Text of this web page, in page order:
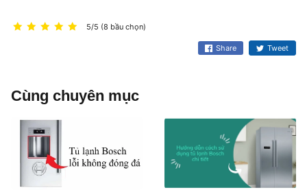
5/5 (8 bầu chọn)
Share Tweet
Cùng chuyên mục